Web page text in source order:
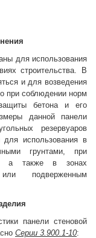
для использования
строительства. В
и для возведения
при соблюдении норм
бетона и его
данной панели
резервуаров
для использования в
грунтами, при
а также в зонах
подверженным
панели стеновой
Серии 3.900.1-10: